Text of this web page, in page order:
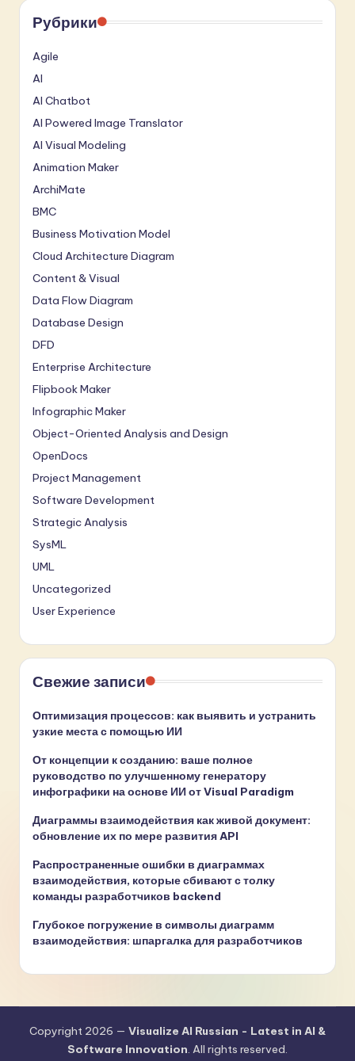
Рубрики
Agile
AI
AI Chatbot
AI Powered Image Translator
AI Visual Modeling
Animation Maker
ArchiMate
BMC
Business Motivation Model
Cloud Architecture Diagram
Content & Visual
Data Flow Diagram
Database Design
DFD
Enterprise Architecture
Flipbook Maker
Infographic Maker
Object-Oriented Analysis and Design
OpenDocs
Project Management
Software Development
Strategic Analysis
SysML
UML
Uncategorized
User Experience
Свежие записи
Оптимизация процессов: как выявить и устранить
узкие места с помощью ИИ
От концепции к созданию: ваше полное
руководство по улучшенному генератору
инфографики на основе ИИ от Visual Paradigm
Диаграммы взаимодействия как живой документ:
обновление их по мере развития API
Распространенные ошибки в диаграммах
взаимодействия, которые сбивают с толку
команды разработчиков backend
Глубокое погружение в символы диаграмм
взаимодействия: шпаргалка для разработчиков
Copyright 2026 — Visualize AI Russian - Latest in AI &
Software Innovation. All rights reserved.